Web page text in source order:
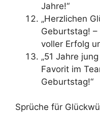
Jahre!“
„Herzlichen
Geburtstag!
voller Erfolg
„51 Jahre
Favorit im
Geburtstag!“
Sprüche für